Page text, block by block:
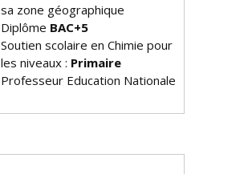
sa zone géographique
Diplôme BAC+5
Soutien scolaire en Chimie pour
les niveaux : Primaire
Professeur Education Nationale